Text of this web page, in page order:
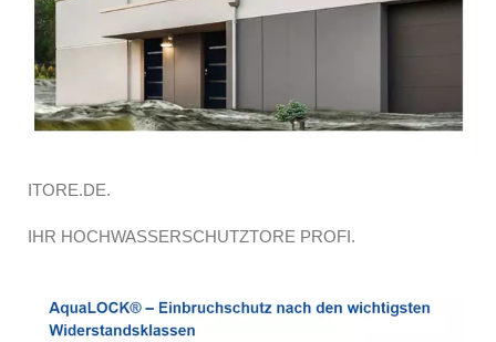
ITORE.DE.
IHR HOCHWASSERSCHUTZTORE PROFI.